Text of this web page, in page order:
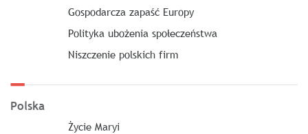
Gospodarcza zapaść Europy
Polityka ubożenia społeczeństwa
Niszczenie polskich firm
Polska
Życie Maryi